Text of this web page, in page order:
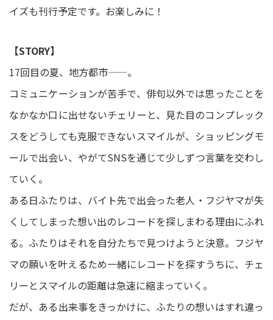
イズも刊行予定です。お楽しみに！
【STORY】
17回目の夏、地方都市——。
コミュニケーションが苦手で、俳句以外では思ったことを
なかなか口に出せないチェリーと、見た目のコンプレック
スをどうしても克服できないスマイルが、ショッピングモ
ールで出会い、やがてSNSを通じて少しずつ言葉を交わし
ていく。
ある日ふたりは、バイト先で出会った老人・フジヤマが失
くしてしまった想い出のレコードを探しまわる理由にふれ
る。ふたりはそれを自分たちで見つけようと決意。フジヤ
マの願いを叶えるため一緒にレコードを探すうちに、チェ
リーとスマイルの距離は急速に縮まっていく。
だが、ある出来事をきっかけに、ふたりの想いはすれ違っ